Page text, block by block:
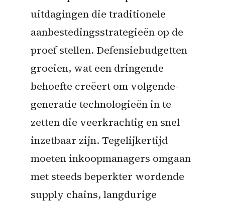
uitdagingen die traditionele
aanbestedingsstrategieën op de
proef stellen. Defensiebudgetten
groeien, wat een dringende
behoefte creëert om volgende-
generatie technologieën in te
zetten die veerkrachtig en snel
inzetbaar zijn. Tegelijkertijd
moeten inkoopmanagers omgaan
met steeds beperkter wordende
supply chains, langdurige